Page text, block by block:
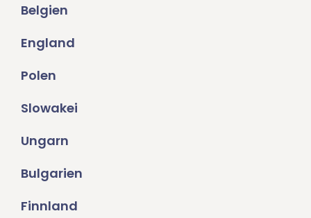
Belgien
England
Polen
Slowakei
Ungarn
Bulgarien
Finnland